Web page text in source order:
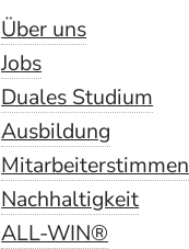
Über uns
Jobs
Duales Studium
Ausbildung
Mitarbeiterstimmen
Nachhaltigkeit
ALL-WIN®